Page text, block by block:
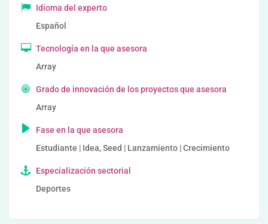
Idioma del experto
Español
Tecnología en la que asesora
Array
Grado de innovación de los proyectos que asesora
Array
Fase en la que asesora
Estudiante | Idea, Seed | Lanzamiento | Crecimiento
Especialización sectorial
Deportes